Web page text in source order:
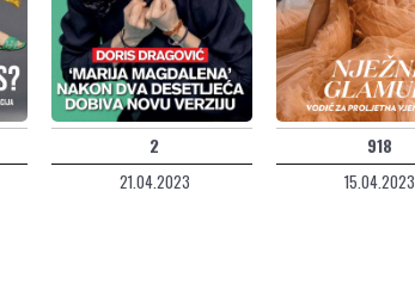
2
21.04.2023
918
15.04.2023